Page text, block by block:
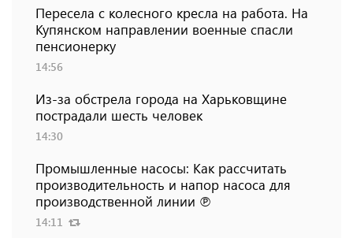
Пересела с колесного кресла на работа. На
Купянском направлении военные спасли
пенсионерку
14:56
Из-за обстрела города на Харьковщине
пострадали шесть человек
14:30
Промышленные насосы: Как рассчитать
производительность и напор насоса для
производственной линии ℗
14:11